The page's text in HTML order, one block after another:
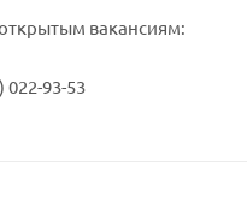
вакансиям:
93-53